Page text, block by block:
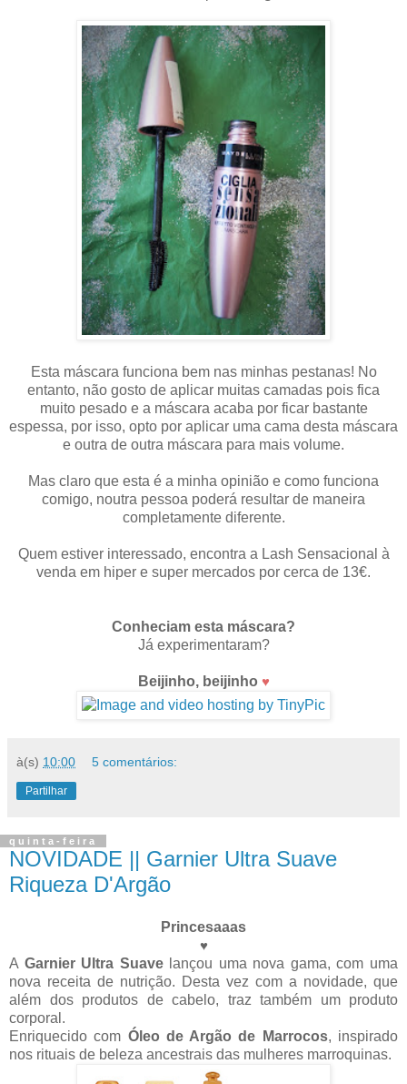
Esta máscara funciona bem nas minhas pestanas! No
entanto, não gosto de aplicar muitas camadas pois fica
muito pesado e a máscara acaba por ficar bastante
espessa, por isso, opto por aplicar uma cama desta máscara
e outra de outra máscara para mais volume.
Mas claro que esta é a minha opinião e como funciona
comigo, noutra pessoa poderá resultar de maneira
completamente diferente.
Quem estiver interessado, encontra a Lash Sensacional à
venda em hiper e super mercados por cerca de 13€.
Conheciam esta máscara?
Já experimentaram?
Beijinho, beijinho ♥
à(s) 10:00 5 comentários:
Partilhar
quinta-feira
NOVIDADE || Garnier Ultra Suave
Riqueza D'Argão
Princesaaas
♥
A Garnier Ultra Suavelançou uma nova gama, com uma
nova receita de nutrição. Desta vez com a novidade, que
além dos produtos de cabelo, traz também um produto
corporal.
Enriquecido com Óleo de Argão de Marrocos, inspirado
nos rituais de beleza ancestrais das mulheres marroquinas.